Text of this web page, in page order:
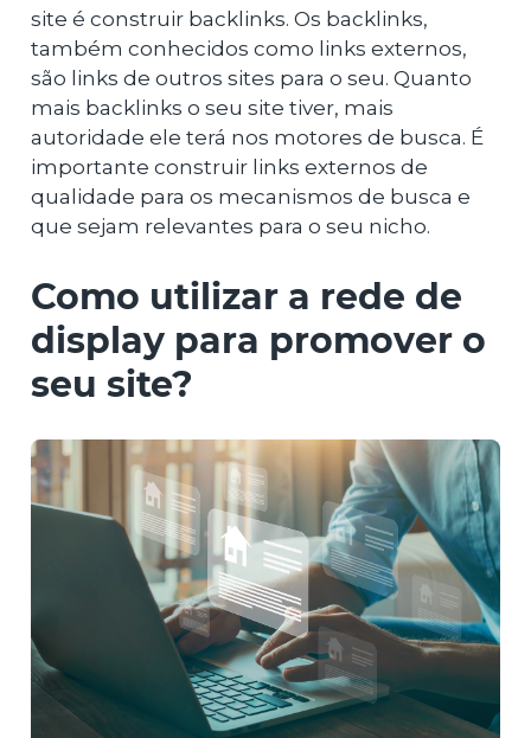
site é construir backlinks. Os backlinks,
também conhecidos como links externos,
são links de outros sites para o seu. Quanto
mais backlinks o seu site tiver, mais
autoridade ele terá nos motores de busca. É
importante construir links externos de
qualidade para os mecanismos de busca e
que sejam relevantes para o seu nicho.
Como utilizar a rede de
display para promover o
seu site?